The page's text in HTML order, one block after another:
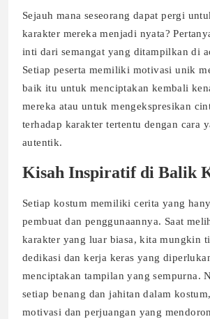
Sejauh mana seseorang dapat pergi
karakter mereka menjadi nyata?
inti dari semangat yang ditampilkan di
Setiap peserta memiliki motivasi unik
baik itu untuk menciptakan kembali
mereka atau untuk mengekspresikan
terhadap karakter tertentu dengan cara
autentik.
Kisah Inspiratif di Balik
Setiap kostum memiliki cerita yang
pembuat dan penggunaannya. Saat
karakter yang luar biasa, kita mungkin
dedikasi dan kerja keras yang
menciptakan tampilan yang sempurna.
setiap benang dan jahitan dalam
motivasi dan perjuangan yang